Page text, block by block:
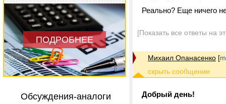
ПОДРОБНЕЕ
Обсуждения-аналоги
Реально? Еще ничего
[Показать все ответы на
Михаил Опанасенко [
Добрый день!